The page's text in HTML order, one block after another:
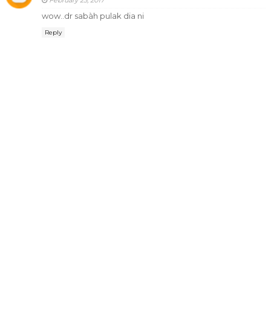
wow..dr sabàh pulak dia ni
Reply